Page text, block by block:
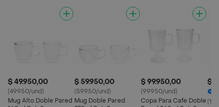
$ 49.950,00
(49950/und)
Mug Alto Doble Pared
$ 59.950,00
(59950/und)
Mug Doble Pared
$ 99.950,00
(99950/und)
Copa Para Cafe Doble
$